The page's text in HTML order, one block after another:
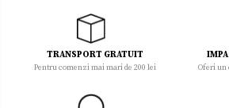
TRANSPORT GRATUIT
Pentru comenzi mai mari de 200 lei Oferi un